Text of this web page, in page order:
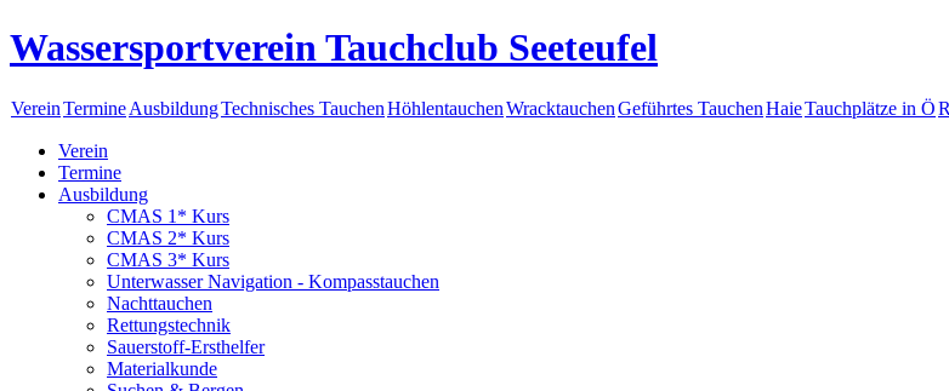
Wassersportverein Tauchclub Seeteufel
VereinTermineAusbildungTechnisches TauchenHöhlentauchenWracktauchenGeführtes TauchenHaieTauchplätze in Ö
Verein
Termine
Ausbildung
CMAS 1* Kurs
CMAS 2* Kurs
CMAS 3* Kurs
Unterwasser Navigation - Kompasstauchen
Nachttauchen
Rettungstechnik
Sauerstoff-Ersthelfer
Materialkunde